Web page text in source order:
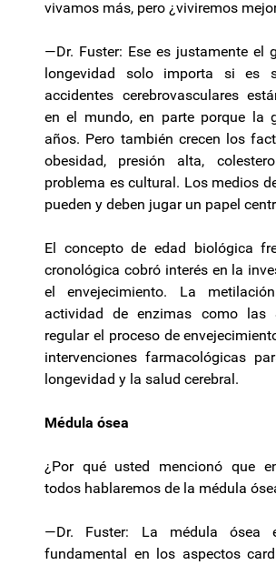
vivamos más, pero ¿viviremos
—Dr. Fuster: Ese es justamente el
longevidad solo importa si es
accidentes cerebrovasculares
en el mundo, en parte porque la
años. Pero también crecen los
obesidad, presión alta,
problema es cultural. Los medios
pueden y deben jugar un papel
El concepto de edad biológica
cronológica cobró interés en la
el envejecimiento. La
actividad de enzimas como las
regular el proceso de
intervenciones farmacológicas
longevidad y la salud cerebral.
Médula ósea
¿Por qué usted mencionó que
todos hablaremos de la médula
—Dr. Fuster: La médula ósea
fundamental en los aspectos